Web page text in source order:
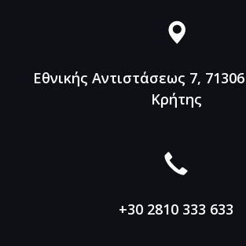
Εθνικής Αντιστάσεως 7, 71306
Κρήτης
+30 2810 333 633